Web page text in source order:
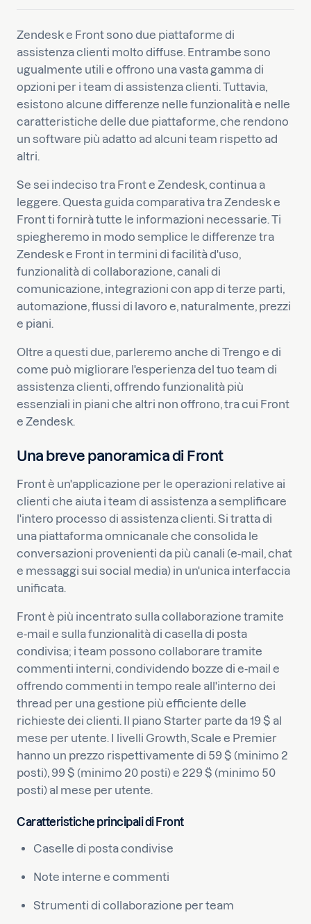
Zendesk e Front sono due piattaforme di
assistenza clienti molto diffuse. Entrambe sono
ugualmente utili e offrono una vasta gamma di
opzioni per i team di assistenza clienti. Tuttavia,
esistono alcune differenze nelle funzionalità e nelle
caratteristiche delle due piattaforme, che rendono
un software più adatto ad alcuni team rispetto ad
altri.
Se sei indeciso tra Front e Zendesk, continua a
leggere. Questa guida comparativa tra Zendesk e
Front ti fornirà tutte le informazioni necessarie. Ti
spiegheremo in modo semplice le differenze tra
Zendesk e Front in termini di facilità d'uso,
funzionalità di collaborazione, canali di
comunicazione, integrazioni con app di terze parti,
automazione, flussi di lavoro e, naturalmente, prezzi
e piani.
Oltre a questi due, parleremo anche di Trengo e di
come può migliorare l'esperienza del tuo team di
assistenza clienti, offrendo funzionalità più
essenziali in piani che altri non offrono, tra cui Front
e Zendesk.
Una breve panoramica di Front
Front è un'applicazione per le operazioni relative ai
clienti che aiuta i team di assistenza a semplificare
l'intero processo di assistenza clienti. Si tratta di
una piattaforma omnicanale che consolida le
conversazioni provenienti da più canali (e-mail, chat
e messaggi sui social media) in un'unica interfaccia
unificata.
Front è più incentrato sulla collaborazione tramite
e-mail e sulla funzionalità di casella di posta
condivisa; i team possono collaborare tramite
commenti interni, condividendo bozze di e-mail e
offrendo commenti in tempo reale all'interno dei
thread per una gestione più efficiente delle
richieste dei clienti. Il piano Starter parte da 19 $ al
mese per utente. I livelli Growth, Scale e Premier
hanno un prezzo rispettivamente di 59 $ (minimo 2
posti), 99 $ (minimo 20 posti) e 229 $ (minimo 50
posti) al mese per utente.
Caratteristiche principali di Front
Caselle di posta condivise
Note interne e commenti
Strumenti di collaborazione per team